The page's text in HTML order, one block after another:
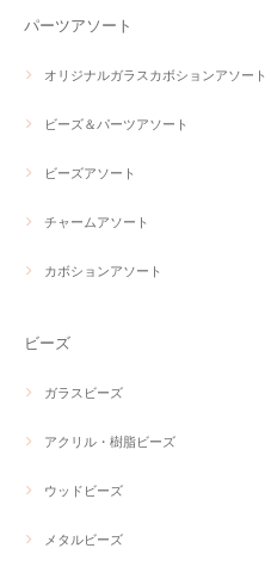
パーツアソート
オリジナルガラスカボションアソート
ビーズ＆パーツアソート
ビーズアソート
チャームアソート
カボションアソート
ビーズ
ガラスビーズ
アクリル・樹脂ビーズ
ウッドビーズ
メタルビーズ